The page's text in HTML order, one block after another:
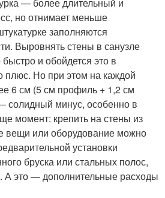
но отнимает меньше
заполняются
Выровнять стены в санузле
и обойдется это в
Но при этом на каждой
6 см (5 см профиль + 1,2 см
минус, особенно в
момент: крепить на стены из
вещи или оборудование можно
установки
бруска или стальных полос,
А это — дополнительные расходы